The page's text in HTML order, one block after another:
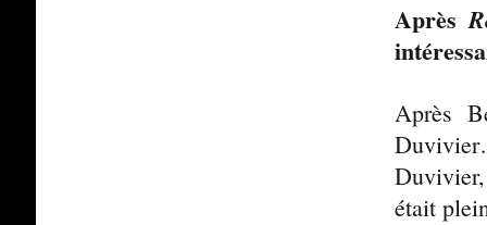
Après
Après
était